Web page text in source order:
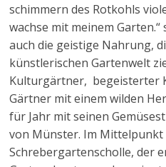
schimmern des Rotkohls
wachse mit meinem
auch die geistige Nahrung,
künstlerischen Gartenwelt
Kulturgärtner, begeisterter
Gärtner mit einem wilden
für Jahr mit seinen
von Münster. Im Mittelpunkt
Schrebergartenscholle, der